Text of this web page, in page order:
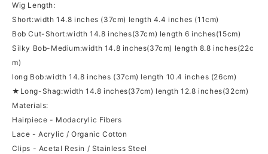
Wig Length:
Short:width 14.8 inches (37cm) length 4.4 inches (11cm)
Bob Cut-Short:width 14.8 inches(37cm) length 6 inches(15cm)
Silky Bob-Medium:width 14.8 inches(37cm) length 8.8 inches(22c
m)
long Bob:width 14.8 inches (37cm) length 10.4 inches (26cm)
★Long-Shag:width 14.8 inches(37cm) length 12.8 inches(32cm)
Materials:
Hairpiece - Modacrylic Fibers
Lace - Acrylic / Organic Cotton
Clips - Acetal Resin / Stainless Steel